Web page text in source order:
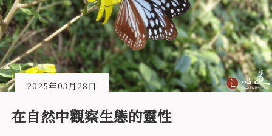
2025年03月28日
在自然中觀察生態的靈性